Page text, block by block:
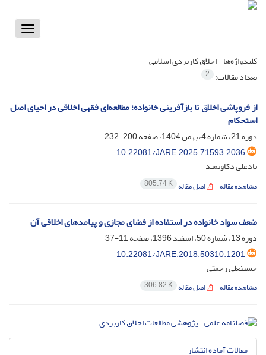
Toggle
کلیدواژه‌ها =اخلاق کاربردی اسلامی
تعداد مقالات: 2
از فروپاشی اخلاق تا بازآفرینی خانواده؛ مطالعه‌ای فقهی اخلاقی در احیای اصل
استحکام
دوره 21، شماره 4، بهمن 1404، صفحه
200-232
10.22081/JARE.2025.71593.2036
نادعلی ذکاوتمند
مشاهده مقاله اصل مقاله 805.74 K
ضعف سواد خانواده در استفاده از فضای مجازی و پیامدهای اخلاقی آن
دوره 13، شماره 50، اسفند 1396، صفحه
11-37
10.22081/JARE.2018.50310.1201
حسینعلی رحمتی
مشاهده مقاله اصل مقاله 306.82 K
مقالات آماده انتشار